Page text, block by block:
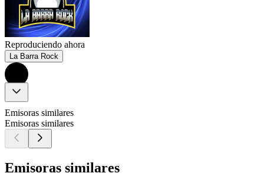
Reproduciendo ahora
La Barra Rock
Emisoras similares
Emisoras similares
Emisoras similares